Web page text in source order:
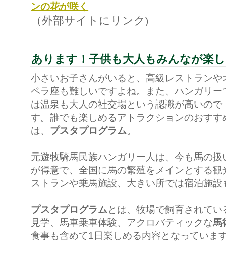
ンの花が咲く
（外部サイトにリンク)
あります！子供も大人もみんなが楽
小さいお子さんがいると、高級レストランや
ペラ座も難しいですよね。また、ハンガリー
は温泉も大人の社交場という認識が高いので
す。誰でも楽しめるアトラクションのおすす
は、 プスタプログラム。
元遊牧騎馬民族ハンガリー人は、今も馬の扱
が得意で、全国に馬の繁殖をメインとする
ストランや乗馬施設、大きい所では宿泊施
プスタプログラムとは、牧場で飼育されて
見学、馬車乗車体験、アクロバティックな馬
食事も含めて1日楽しめる内容となっていま